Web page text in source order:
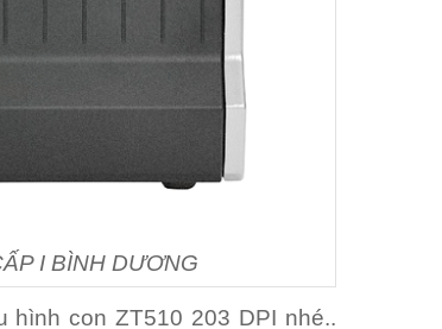
I BÌNH DƯƠNG
hình con ZT510 203 DPI nhé..